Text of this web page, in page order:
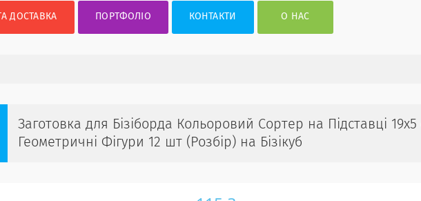
ДОСТАВКА ПОРТФОЛІО КОНТАКТИ О НАС
Заготовка для Бізіборда Кольоровий Сортер на Підставці
Геометричні Фігури 12 шт (Розбір) на Бізікуб